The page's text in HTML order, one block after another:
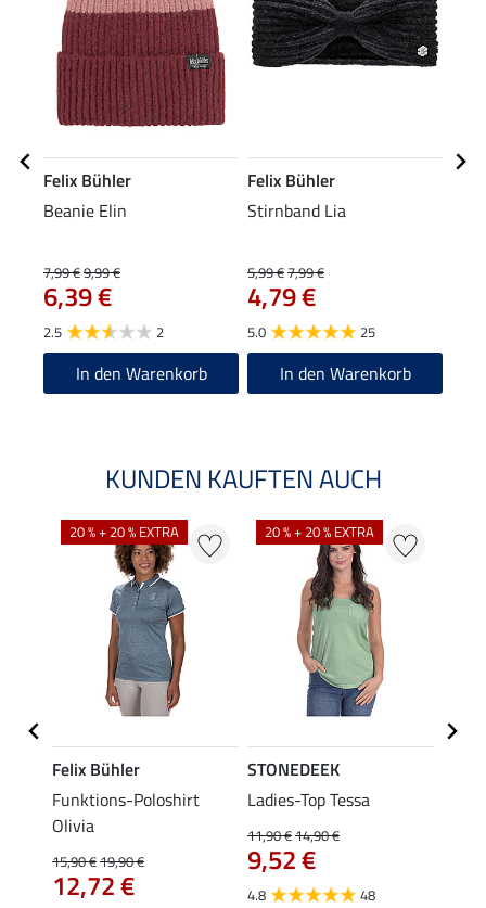
Felix Bühler
Beanie Elin
7,99 €9,99 €
6,39 €
2.5 2
In den Warenkorb
Felix Bühler
Stirnband Lia
5,99 €7,99 €
4,79 €
5.0 25
In den Warenkorb
KUNDEN KAUFTEN AUCH
20 % + 20 % EXTRA
Felix Bühler
Funktions-Poloshirt
Olivia
15,90 €19,90 €
12,72 €
20 % + 20 % EXTRA
STONEDEEK
Ladies-Top Tessa
11,90 €14,90 €
9,52 €
4.8 48